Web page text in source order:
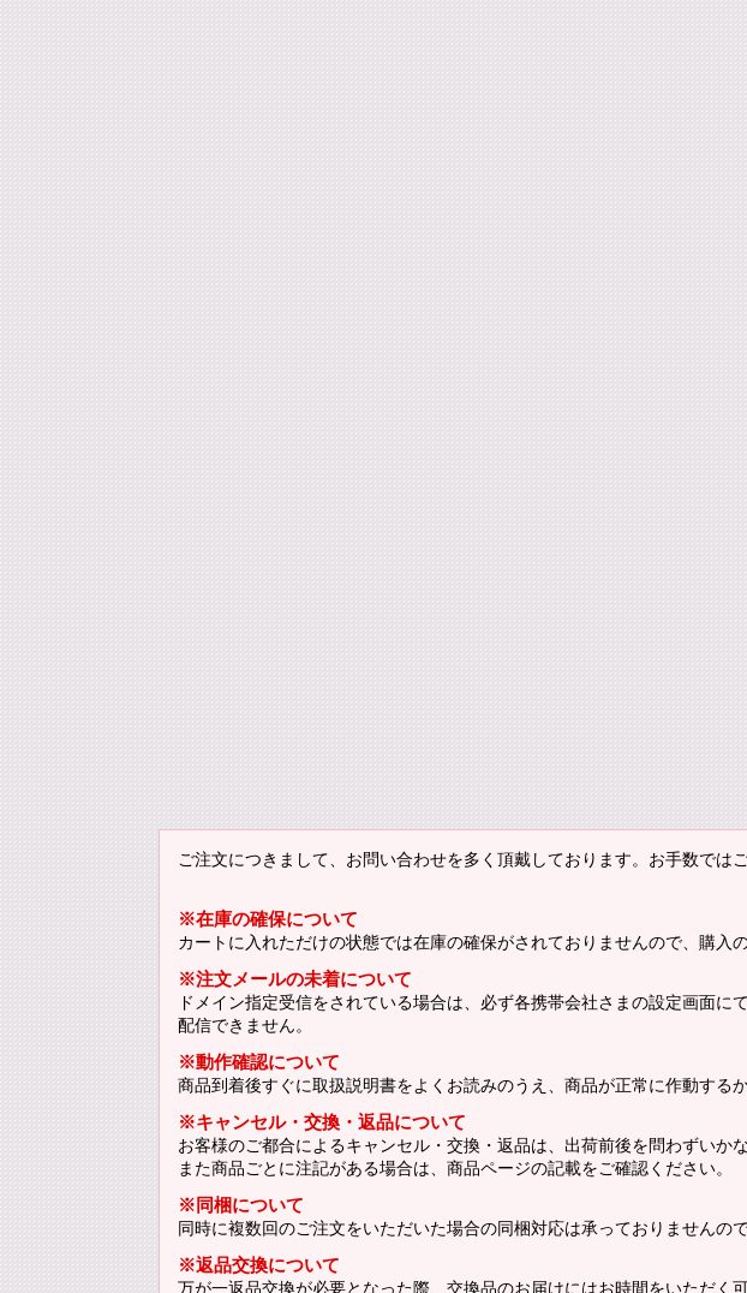
ご注文につきまして、お問い合わせを多く頂戴しております。お手数では
※在庫の確保について
カートに入れただけの状態では在庫の確保がされておりませんので、購入
※注文メールの未着について
ドメイン指定受信をされている場合は、必ず各携帯会社さまの設定画面
配信できません。
※動作確認について
商品到着後すぐに取扱説明書をよくお読みのうえ、商品が正常に作動する
※キャンセル・交換・返品について
お客様のご都合によるキャンセル・交換・返品は、出荷前後を問わずいか
また商品ごとに注記がある場合は、商品ページの記載をご確認ください。
※同梱について
同時に複数回のご注文をいただいた場合の同梱対応は承っておりませんの
※返品交換について
万が一返品交換が必要となった際、交換品のお届けにはお時間をいただく